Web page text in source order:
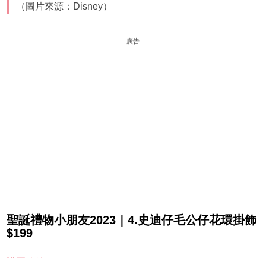
（圖片來源：Disney）
廣告
聖誕禮物小朋友2023｜4.史迪仔毛公仔花環掛飾
$199